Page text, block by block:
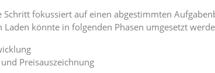
fokussiert auf einen abgestimmten
könnte in folgenden Phasen umgesetzt
Preisauszeichnung